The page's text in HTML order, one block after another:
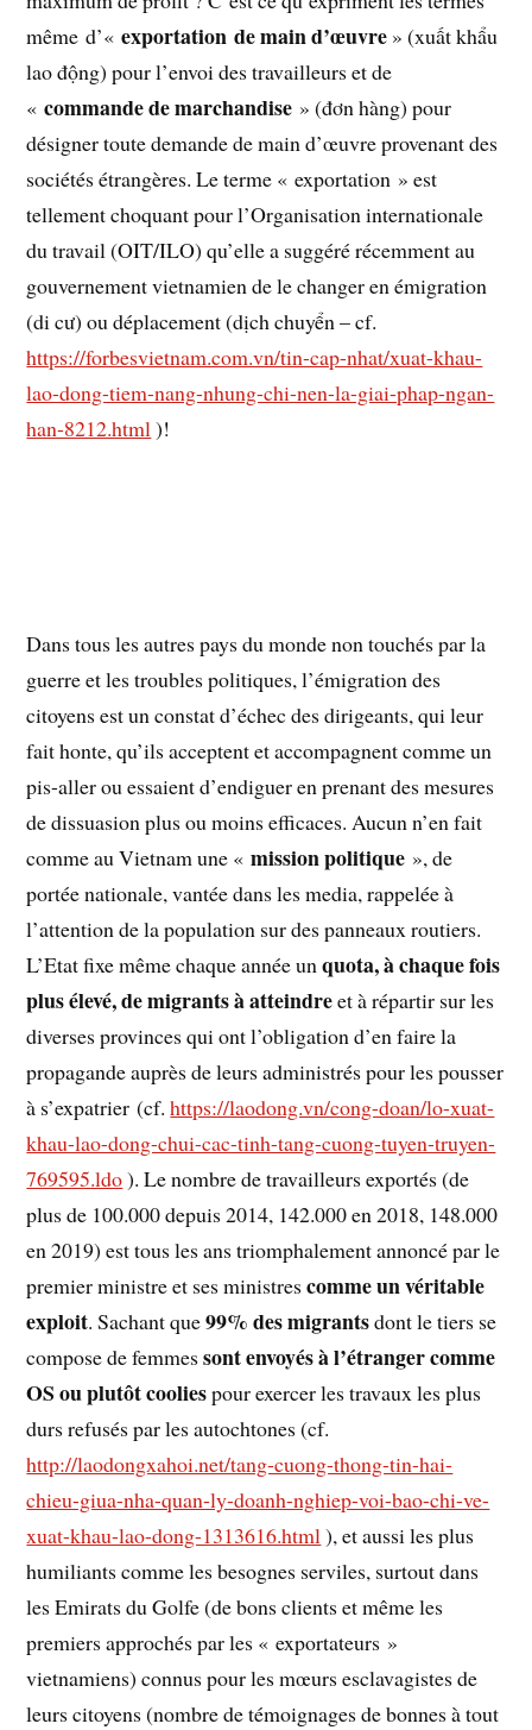
même d’«exportation de main d’œuvre » (xuất khẩu
lao động) pour l’envoi des travailleurs et de
«commande de marchandise » (đơn hàng) pour
désigner toute demande de main d’œuvre provenant des
sociétés étrangères. Le terme « exportation » est
tellement choquant pour l’Organisation internationale
du travail (OIT/ILO) qu’elle a suggéré récemment au
gouvernement vietnamien de le changer en émigration
(di cư) ou déplacement (dịch chuyển – cf.
https://forbesvietnam.com.vn/tin-cap-nhat/xuat-khau-
lao-dong-tiem-nang-nhung-chi-nen-la-giai-phap-ngan-
han-8212.html)!
Dans tous les autres pays du monde non touchés par la
guerre et les troubles politiques, l’émigration des
citoyens est un constat d’échec des dirigeants, qui leur
fait honte, qu’ils acceptent et accompagnent comme un
pis-aller ou essaient d’endiguer en prenant des mesures
de dissuasion plus ou moins efficaces. Aucun n’en fait
comme au Vietnam une «mission politique », de
portée nationale, vantée dans les media, rappelée à
l’attention de la population sur des panneaux routiers.
L’Etat fixe même chaque année unquota, à chaque fois
plus élevé, de migrants à atteindreet à répartir sur les
diverses provinces qui ont l’obligation d’en faire la
propagande auprès de leurs administrés pour les pousser
à s’expatrier (cf.https://laodong.vn/cong-doan/lo-xuat-
khau-lao-dong-chui-cac-tinh-tang-cuong-tuyen-truyen-
769595.ldo). Le nombre de travailleurs exportés (de
plus de 100.000 depuis 2014, 142.000 en 2018, 148.000
en 2019) est tous les ans triomphalement annoncé par le
premier ministre et ses ministrescomme un véritable
exploit. Sachant que99% des migrantsdont le tiers se
compose de femmessont envoyés à l’étranger comme
OS ou plutôt cooliespour exercer les travaux les plus
durs refusés par les autochtones (cf.
http://laodongxahoi.net/tang-cuong-thong-tin-hai-
chieu-giua-nha-quan-ly-doanh-nghiep-voi-bao-chi-ve-
xuat-khau-lao-dong-1313616.html), et aussi les plus
humiliants comme les besognes serviles, surtout dans
les Emirats du Golfe (de bons clients et même les
premiers approchés par les « exportateurs »
vietnamiens) connus pour les mœurs esclavagistes de
leurs citoyens (nombre de témoignages de bonnes à tout